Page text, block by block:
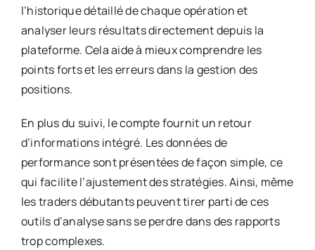
l’historique détaillé de chaque opération et
analyser leurs résultats directement depuis la
plateforme. Cela aide à mieux comprendre les
points forts et les erreurs dans la gestion des
positions.
En plus du suivi, le compte fournit un retour
d’informations intégré. Les données de
performance sont présentées de façon simple, ce
qui facilite l’ajustement des stratégies. Ainsi, même
les traders débutants peuvent tirer parti de ces
outils d’analyse sans se perdre dans des rapports
trop complexes.